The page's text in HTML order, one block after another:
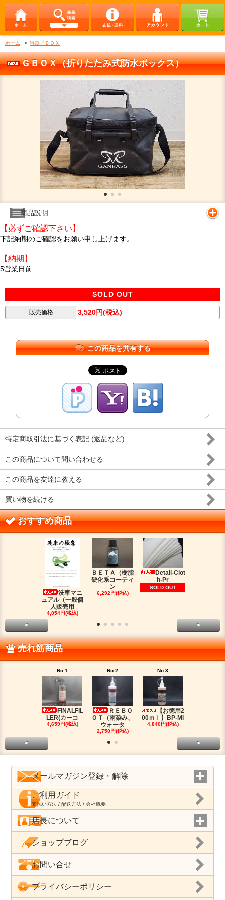
ホーム > 容器／ＢＯＸ
ＧＢＯＸ（折りたたみ式防水ボックス）
商品説明
【必ずご確認下さい】
下記納期のご確認をお願い申し上げます。
【納期】
5営業日前
SOLD OUT
販売価格 3,520円(税込)
この商品を共有する
特定商取引法に基づく表記 (返品など)
この商品について問い合わせる
この商品を友達に教える
買い物を続ける
おすすめ商品
洗車マニ
ュアル（一般個
人販売用
4,054円(税込)
ＢＥＴＡ（樹脂
硬化系コーティ
ン
6,292円(税込)
Detail-Clot
h-Pr
SOLD OUT
< >
売れ筋商品
No.1
FINALFIL
LER(カーコ
4,659円(税込)
No.2
ＲＥＢＯ
ＯＴ（雨染み、
ウォータ
2,750円(税込)
No.3
【お徳用2
00ｍｌ】BP-MI
4,840円(税込)
< >
メールマガジン登録・解除
ご利用ガイド
支払い方法 / 配送方法 / 会社概要
店長について
ショップブログ
お問い合せ
プライバシーポリシー